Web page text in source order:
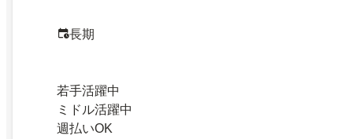
長期
若手活躍中
ミドル活躍中
週払いOK